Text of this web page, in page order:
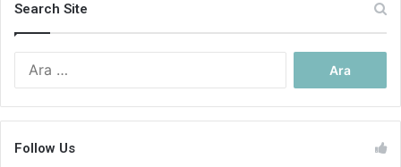
Search Site
Follow Us